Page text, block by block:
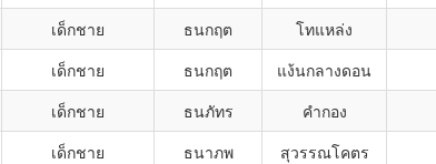
เด็กชาย ธนกฤต โทแหล่ง
เด็กชาย ธนกฤต แง้นกลางดอน
เด็กชาย ธนภัทร คำกอง
เด็กชาย ธนาภพ สุวรรณโคตร